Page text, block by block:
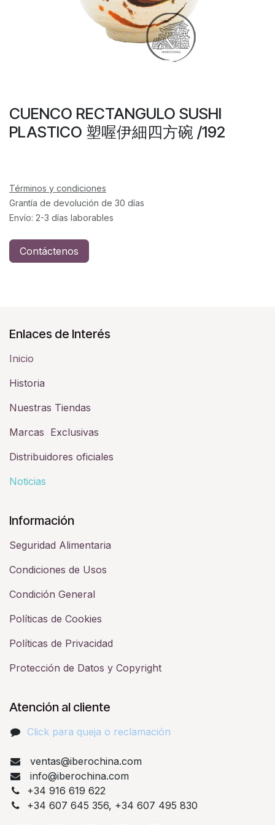
CUENCO RECTANGULO SUSHI
PLASTICO 塑喔伊細四方碗 /192
Términos y condiciones
Grantía de devolución de 30 días
Envío: 2-3 días laborables
Contáctenos
Enlaces de Interés
Inicio
Historia​
Nuestras Tiendas
Marcas Exclusivas
Distribuidores oficiales
Noticias
Información
Seguridad Alimentaria
Condiciones de Usos
Condición General
Políticas de Cookies
Políticas de Privacidad
Protección de Datos y Copyright
Atención al cliente
Click para queja o reclamación​
ventas@iberochina.com
info@iberochina.com
+34 916 619 622
+34 607 645 356, +34 607 495 830